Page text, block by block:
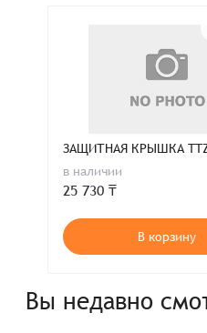
в наличии
25 730 ₸
В корзину
Вы недавно